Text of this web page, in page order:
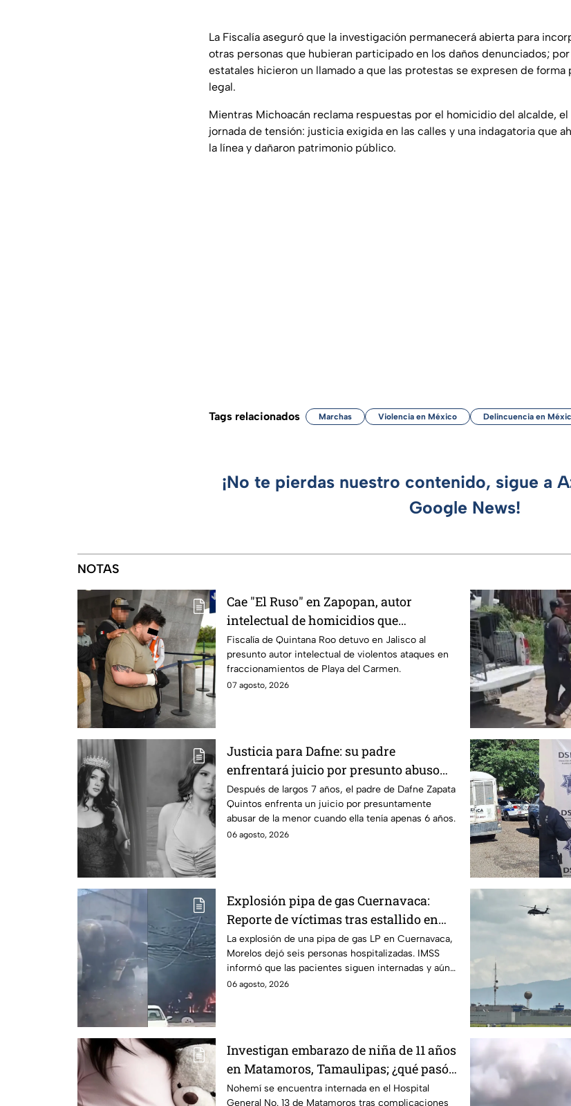
La Fiscalía aseguró que la investigación permanecerá abierta para
otras personas que hubieran participado en los daños denunciados;
estatales hicieron un llamado a que las protestas se expresen de
legal.
Mientras Michoacán reclama respuestas por el homicidio del alcalde, el
jornada de tensión: justicia exigida en las calles y una indagatoria que
la línea y dañaron patrimonio público.
Tags relacionados Marchas Violencia en México Delincuencia en
¡No te pierdas nuestro contenido, sigue a
Google News!
NOTAS
Cae "El Ruso" en Zapopan, autor
intelectual de homicidios que
aterrorizaban a Quintana Roo
Fiscalía de Quintana Roo detuvo en Jalisco al
presunto autor intelectual de violentos ataques en
fraccionamientos de Playa del Carmen.
07 agosto, 2026
Justicia para Dafne: su padre
enfrentará juicio por presunto abuso
cometido en 2019 en Tamaulipas
Después de largos 7 años, el padre de Dafne Zapata
Quintos enfrenta un juicio por presuntamente
abusar de la menor cuando ella tenía apenas 6 años.
06 agosto, 2026
Explosión pipa de gas Cuernavaca:
Reporte de víctimas tras estallido en
Morelos
La explosión de una pipa de gas LP en Cuernavaca,
Morelos dejó seis personas hospitalizadas. IMSS
informó que las pacientes siguen internadas y aún
no hay parte médico.
06 agosto, 2026
Investigan embarazo de niña de 11 años
en Matamoros, Tamaulipas; ¿qué pasó
con Nohemí?
Nohemí se encuentra internada en el Hospital
General No. 13 de Matamoros tras complicaciones